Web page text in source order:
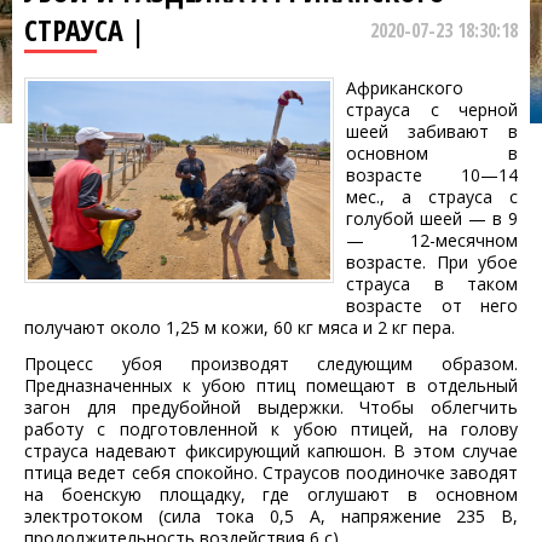
СТРАУСА |
2020-07-23 18:30:18
Африканского
страуса с черной
шеей забивают в
основном в
возрасте 10—14
мес., а страуса с
голубой шеей — в 9
— 12-месячном
возрасте. При убое
страуса в таком
возрасте от него
получают около 1,25 м кожи, 60 кг мяса и 2 кг пера.
Процесс убоя производят следующим образом.
Предназначенных к убою птиц помещают в отдельный
загон для предубойной выдержки. Чтобы облегчить
работу с подготовленной к убою птицей, на голову
страуса надевают фиксирующий капюшон. В этом случае
птица ведет себя спокойно. Страусов поодиночке заводят
на боенскую площадку, где оглушают в основном
электротоком (сила тока 0,5 А, напряжение 235 В,